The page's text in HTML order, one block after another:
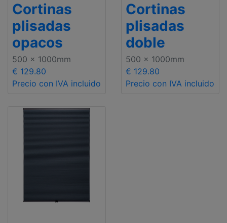
Cortinas
plisadas
opacos
500 x 1000mm
€ 129.80
Precio con IVA incluido
Cortinas
plisadas
doble
500 x 1000mm
€ 129.80
Precio con IVA incluido